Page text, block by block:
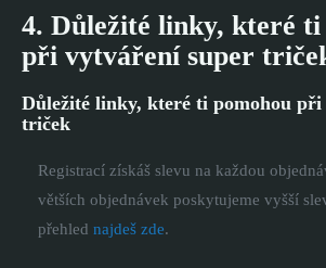
4. Důležité linky, které ti
při vytváření super
Důležité linky, které ti pomohou
triček
Registrací získáš slevu na každou
větších objednávek poskytujeme vyšší
přehled najdeš zde.